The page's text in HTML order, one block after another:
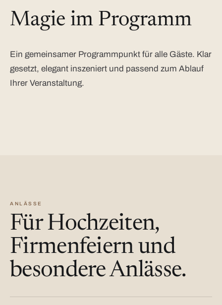
Magie im Programm
Ein gemeinsamer Programmpunkt für alle Gäste. Klar
gesetzt, elegant inszeniert und passend zum Ablauf
Ihrer Veranstaltung.
ANLÄSSE
Für Hochzeiten,
Firmenfeiern und
besondere Anlässe.